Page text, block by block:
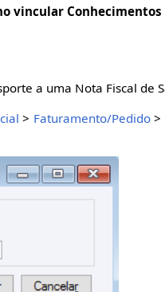
vincular
a uma Nota Fiscal de
> Faturamento/Pedido>